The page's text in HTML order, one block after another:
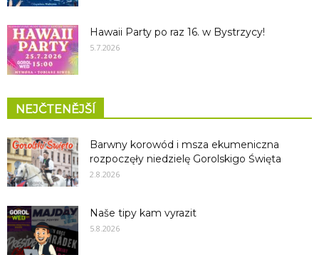
Hawaii Party po raz 16. w Bystrzycy!
5.7.2026
NEJČTENĚJŠÍ
Barwny korowód i msza ekumeniczna
rozpoczęły niedzielę Gorolskigo Święta
2.8.2026
Naše tipy kam vyrazit
5.8.2026